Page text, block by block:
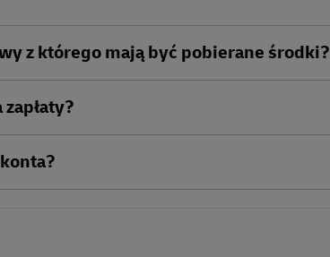
z którego mają być pobierane środki?